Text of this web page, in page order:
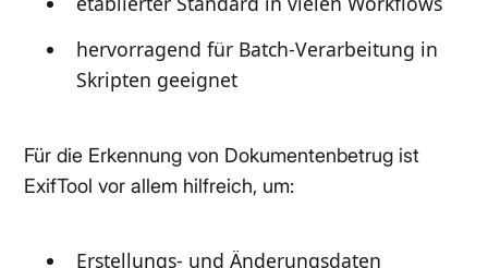
hervorragend für Batch-Verarbeitung in
Skripten geeignet
Für die Erkennung von Dokumentenbetrug ist
ExifTool vor allem hilfreich, um:
Erstellungs- und Änderungsdaten